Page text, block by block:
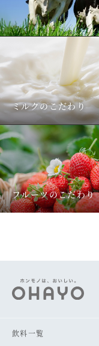
ミルクのこだわり
フルーツのこだわり
飲料一覧